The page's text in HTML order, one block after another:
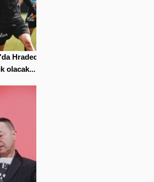
Hradec
olacak...